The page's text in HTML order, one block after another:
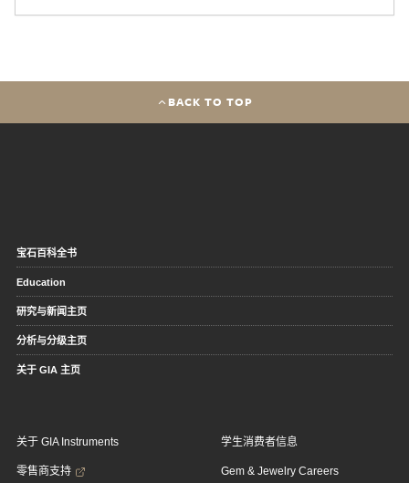
BACK TO TOP
宝石百科全书
Education
研究与新闻主页
分析与分级主页
关于 GIA 主页
关于 GIA Instruments
零售商支持
学生消费者信息
Gem & Jewelry Careers